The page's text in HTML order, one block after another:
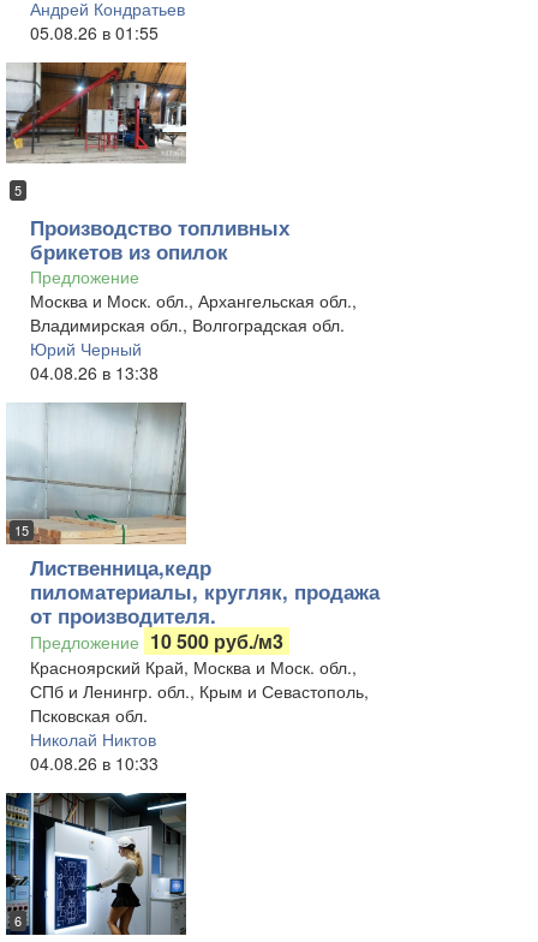
Андрей Кондратьев
05.08.26 в 01:55
5
Производство топливных
брикетов из опилок
Предложение
Москва и Моск. обл., Архангельская обл.,
Владимирская обл., Волгоградская обл.
Юрий Черный
04.08.26 в 13:38
15
Лиственница,кедр
пиломатериалы, кругляк, продажа
от производителя.
Предложение 10 500 руб./м3
Красноярский Край, Москва и Моск. обл.,
СПб и Ленингр. обл., Крым и Севастополь,
Псковская обл.
Николай Никтов
04.08.26 в 10:33
6